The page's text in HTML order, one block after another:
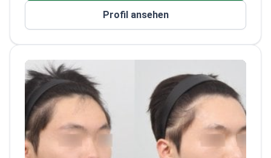
der Medizinischen Fakultät der Sungkyunkwan
Er absolvierte eine weiterführende
Australasian College of Surgeons in
Melbourne. Seine klinischen Schwerpunkte
umfassen Gesichtskonturierung, Rhinoplastik,
Augenlidchirurgie, Liftings sowie nicht-
chirurgische Gesichtsverjüngung. Dr. Yang hat
mehr als 10.000 ästhetische Eingriffe
durchgeführt. Er arbeitet mit individuellen,
Profil ansehen